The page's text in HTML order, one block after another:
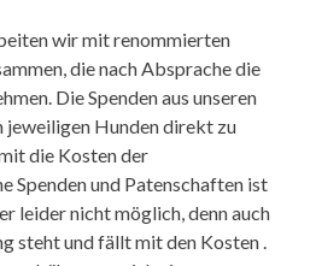
wir mit renommierten
die nach Absprache die
Die Spenden aus unseren
jeweiligen Hunden direkt zu
die Kosten der
Spenden und Patenschaften ist
leider nicht möglich, denn auch
steht und fällt mit den Kosten .